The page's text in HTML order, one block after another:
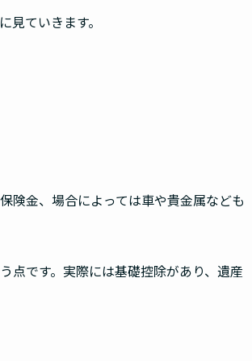
ていきます。
険金、場合によっては車や貴金属なども
点です。実際には基礎控除があり、遺産